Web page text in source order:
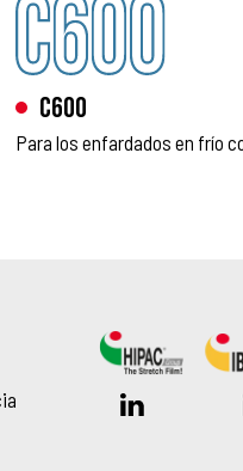
C600
Para los enfardados en frío